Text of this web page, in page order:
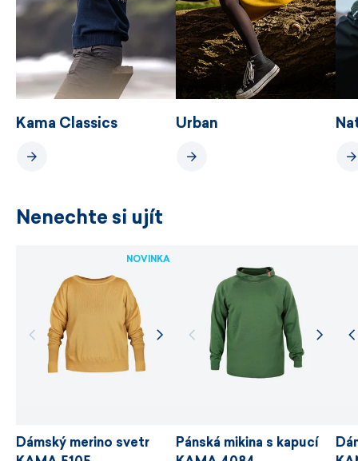
Kama Classics Urban
Nenechte si ujít
Dámský merino svetr
NOVINKA
Pánská mikina s kapucí